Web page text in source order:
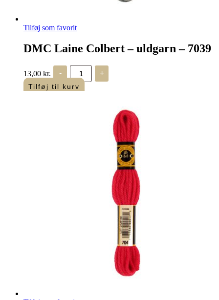
Tilføj som favorit
DMC Laine Colbert – uldgarn – 7039
13,00 kr. -
DMC
Laine
Colbert
-
+
Tilføj til kurv